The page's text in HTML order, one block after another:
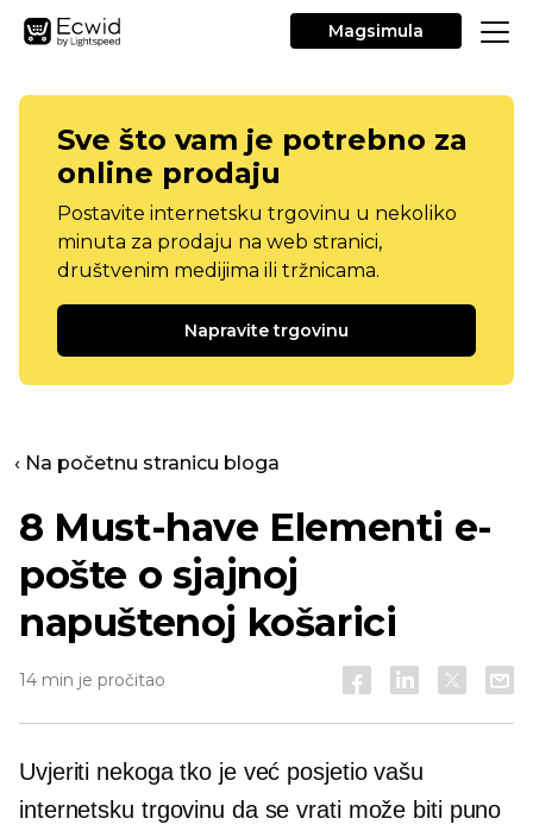
Magsimula
Sve što vam je potrebno za
online prodaju
Postavite internetsku trgovinu u nekoliko
minuta za prodaju na web stranici,
društvenim medijima ili tržnicama.
Napravite trgovinu
‹ Na početnu stranicu bloga
8 Must-have Elementi e-
pošte o sjajnoj
napuštenoj košarici
14 min je pročitao
Uvjeriti nekoga tko je već posjetio vašu
internetsku trgovinu da se vrati može biti puno